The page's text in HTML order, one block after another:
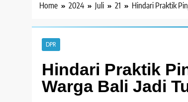
Home 2024 Juli 21 Hindari Praktik
DPR
Hindari Praktik
Warga Bali Jadi